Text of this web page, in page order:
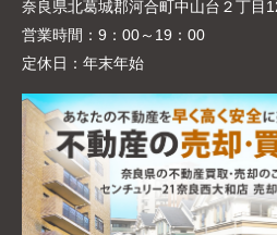
奈良県北葛城郡河合町中山台２丁目
営業時間： 9：00～19：00
定休日： 年末年始